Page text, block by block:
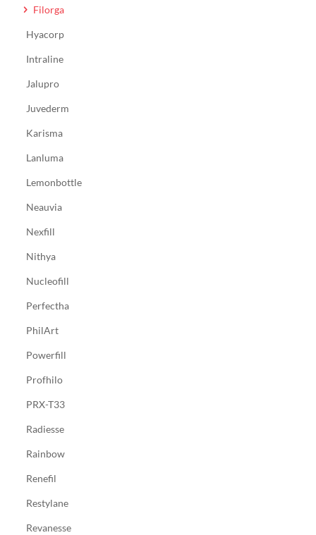
Filorga
Hyacorp
Intraline
Jalupro
Juvederm
Karisma
Lanluma
Lemonbottle
Neauvia
Nexfill
Nithya
Nucleofill
Perfectha
PhilArt
Powerfill
Profhilo
PRX-T33
Radiesse
Rainbow
Renefil
Restylane
Revanesse